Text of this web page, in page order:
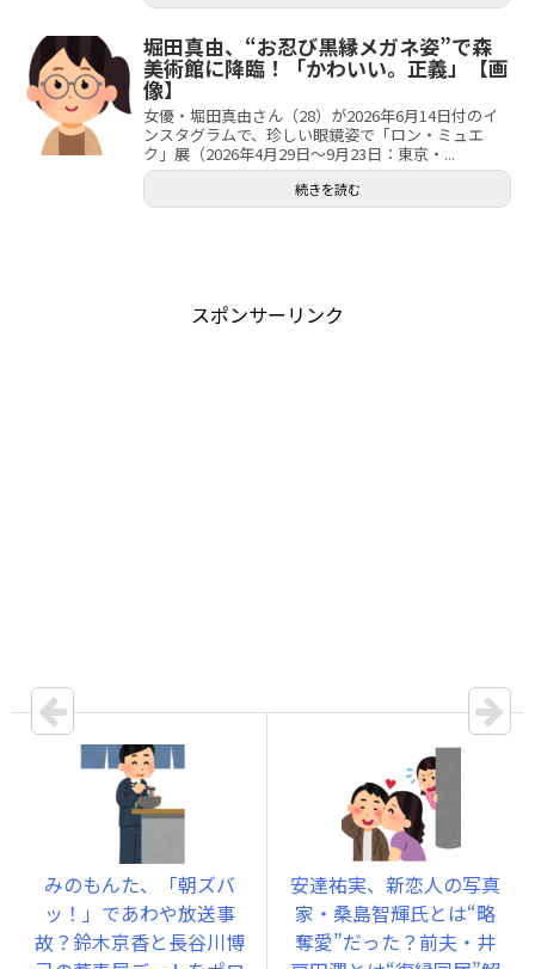
堀田真由、“お忍び黒縁メガネ姿”で森
美術館に降臨！「かわいい。正義」【画
像】
女優・堀田真由さん（28）が2026年6月14日付のイ
ンスタグラムで、珍しい眼鏡姿で「ロン・ミュエ
ク」展（2026年4月29日～9月23日：東京・...
続きを読む
スポンサーリンク
みのもんた、「朝ズバ
ッ！」であわや放送事
故？鈴木京香と長谷川博
安達祐実、新恋人の写真
家・桑島智輝氏とは“略
奪愛”だった？前夫・井